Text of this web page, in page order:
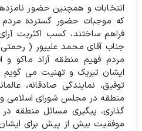
انتخابات و همچنین حضور
که موجبات حضور گسترده
فراهم ساختند، کسب اکثریت
جناب آقای محمد علیپور (
مردم فهیم منطقه آزاد ماکو و
ایشان تبریک و تهنیت می گویم
توفیق، نمایندگی صادقانه،
منطقه در مجلس شورای اسلامی و
گذاری، پیگیری مسائل
موفقیت بیش از پیش برای